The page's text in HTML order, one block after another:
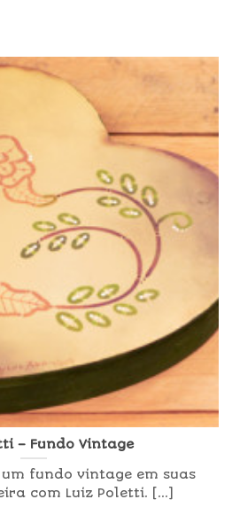
– Fundo Vintage
fundo vintage em suas
com Luiz Poletti. [...]